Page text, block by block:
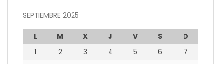
SEPTIEMBRE 2025
L M X J V S
D
1
2 3 4 5 6
7